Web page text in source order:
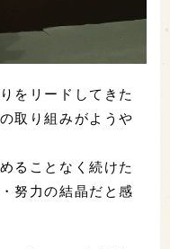
をリードしてきた
取り組みがようや
ることなく続けた
努力の結晶だと感